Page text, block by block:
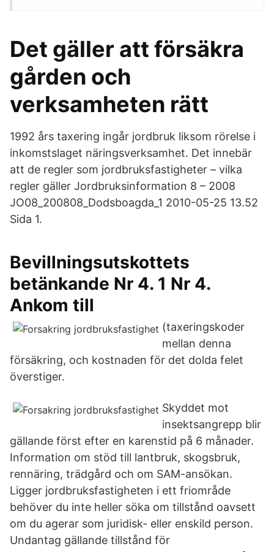
Det gäller att försäkra
gården och
verksamheten rätt
1992 års taxering ingår jordbruk liksom rörelse i
inkomstslaget näringsverksamhet. Det innebär
att de regler som jordbruksfastigheter – vilka
regler gäller Jordbruksinformation 8 – 2008
JO08_200808_Dodsboagda_1 2010-05-25 13.52
Sida 1.
Bevillningsutskottets
betänkande Nr 4. 1 Nr 4.
Ankom till
(taxeringskoder
mellan denna
försäkring, och kostnaden för det dolda felet
överstiger.
Skyddet mot
insektsangrepp blir
gällande först efter en karenstid på 6 månader.
Information om stöd till lantbruk, skogsbruk,
rennäring, trädgård och om SAM-ansökan.
Ligger jordbruksfastigheten i ett friområde
behöver du inte heller söka om tillstånd oavsett
om du agerar som juridisk- eller enskild person.
Undantag gällande tillstånd för